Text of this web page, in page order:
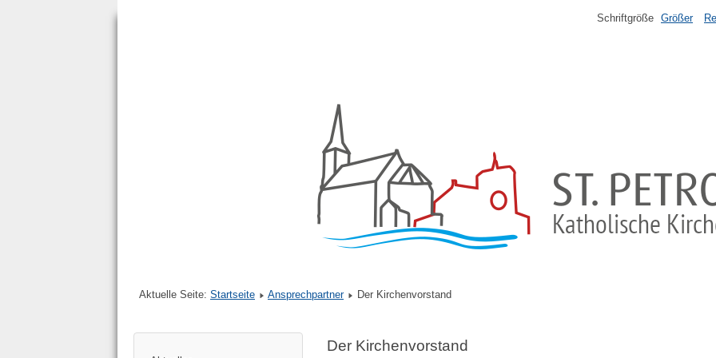
Schriftgröße Größer
Aktuelle Seite: Startseite Ansprechpartner Der Kirchenvorstand
Der Kirchenvorstand